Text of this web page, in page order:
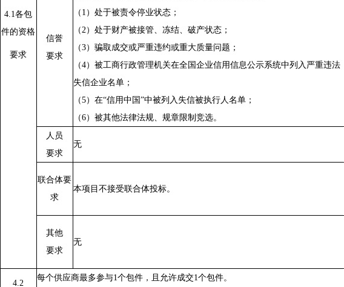
4.1各包
件的资格
要求
信誉
要求
（ 1）处于被责令停业状态；
（2）处于财产被接管、冻结、破产状态；
（3）骗取成交或严重违约或重大质量问题；
（4）被工商行政管理机关在全国企业信用信息公示系统中列入严重违法
失信企业名单；
（5）在“信用中国”中被列入失信被执行人名单；
（6）被其他法律法规、规章限制竞选。
人员
要求
无
联合体要
求
本项目不接受联合体投标。
其他
要求
无
4.2
每个供应商最多参与1个包件，且允许成交1个包件。